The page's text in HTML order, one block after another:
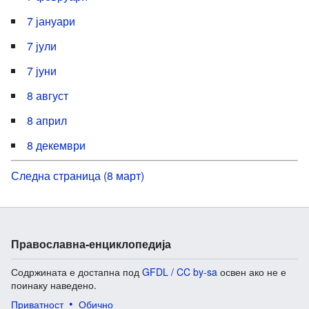
7 јануари
7 јули
7 јуни
8 август
8 април
8 декември
Следна страница (8 март)
Православна-енциклопедија
Содржината е достапна под GFDL / CC by-sa освен ако не е
поинаку наведено.
Приватност
Обично